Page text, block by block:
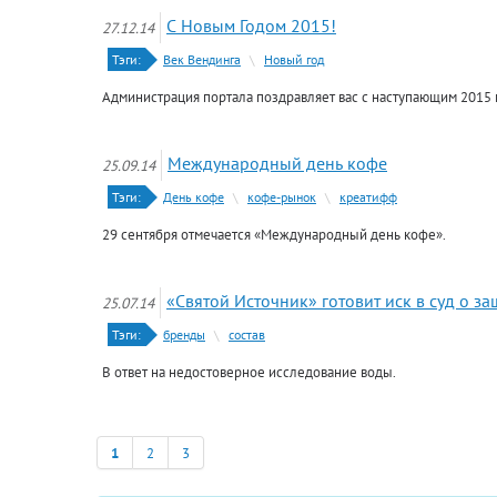
27.12.14 С Новым Годом 2015!
Тэги: Век Вендинга \ Новый год
Администрация портала поздравляет вас с наступающим 2015
25.09.14 Международный день кофе
Тэги: День кофе \ кофе-рынок \ креатифф
29 сентября отмечается «Международный день кофе».
25.07.14 «Святой Источник» готовит иск в суд о
Тэги: бренды \ состав
В ответ на недостоверное исследование воды.
1 2 3